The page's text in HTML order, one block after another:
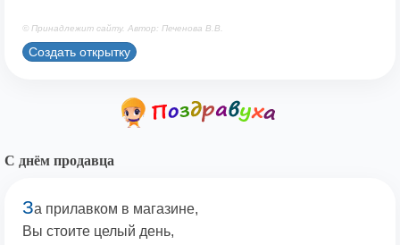
© Принадлежит сайту. Автор: Печенова В.В.
Создать открытку
С днём продавца
За прилавком в магазине,
Вы стоите целый день,